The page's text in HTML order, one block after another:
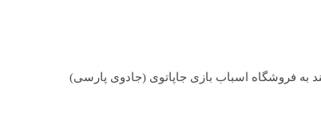
به فروشگاه اسباب بازی جاپاتوی (جادوی پارسی)